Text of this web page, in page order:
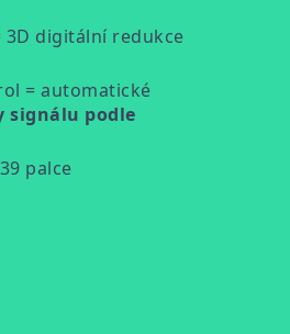
3D digitální redukce
= automatické
signálu podle
palce